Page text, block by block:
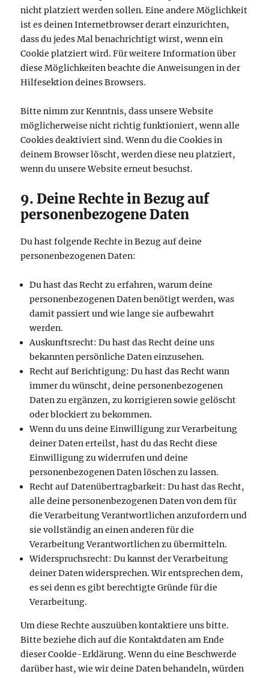
nicht platziert werden sollen. Eine andere Möglichkeit
ist es deinen Internetbrowser derart einzurichten,
dass du jedes Mal benachrichtigt wirst, wenn ein
Cookie platziert wird. Für weitere Information über
diese Möglichkeiten beachte die Anweisungen in der
Hilfesektion deines Browsers.
Bitte nimm zur Kenntnis, dass unsere Website
möglicherweise nicht richtig funktioniert, wenn alle
Cookies deaktiviert sind. Wenn du die Cookies in
deinem Browser löscht, werden diese neu platziert,
wenn du unsere Website erneut besuchst.
9. Deine Rechte in Bezug auf
personenbezogene Daten
Du hast folgende Rechte in Bezug auf deine
personenbezogenen Daten:
Du hast das Recht zu erfahren, warum deine
personenbezogenen Daten benötigt werden, was
damit passiert und wie lange sie aufbewahrt
werden.
Auskunftsrecht: Du hast das Recht deine uns
bekannten persönliche Daten einzusehen.
Recht auf Berichtigung: Du hast das Recht wann
immer du wünscht, deine personenbezogenen
Daten zu ergänzen, zu korrigieren sowie gelöscht
oder blockiert zu bekommen.
Wenn du uns deine Einwilligung zur Verarbeitung
deiner Daten erteilst, hast du das Recht diese
Einwilligung zu widerrufen und deine
personenbezogenen Daten löschen zu lassen.
Recht auf Datenübertragbarkeit: Du hast das Recht,
alle deine personenbezogenen Daten von dem für
die Verarbeitung Verantwortlichen anzufordern und
sie vollständig an einen anderen für die
Verarbeitung Verantwortlichen zu übermitteln.
Widerspruchsrecht: Du kannst der Verarbeitung
deiner Daten widersprechen. Wir entsprechen dem,
es sei denn es gibt berechtigte Gründe für die
Verarbeitung.
Um diese Rechte auszuüben kontaktiere uns bitte.
Bitte beziehe dich auf die Kontaktdaten am Ende
dieser Cookie-Erklärung. Wenn du eine Beschwerde
darüber hast, wie wir deine Daten behandeln, würden